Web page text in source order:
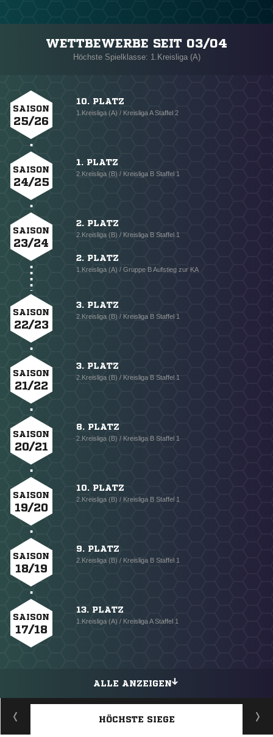
WETTBEWERBE SEIT 03/04
Höchste Spielklasse: 1.Kreisliga (A)
SAISON
25/26
10. PLATZ
1.Kreisliga (A) / Kreisliga A Staffel 2
SAISON
24/25
1. PLATZ
2.Kreisliga (B) / Kreisliga B Staffel 1
SAISON
23/24
2. PLATZ
2.Kreisliga (B) / Kreisliga B Staffel 1
2. PLATZ
1.Kreisliga (A) / Gruppe B Aufstieg zur KA
SAISON
22/23
3. PLATZ
2.Kreisliga (B) / Kreisliga B Staffel 1
SAISON
21/22
3. PLATZ
2.Kreisliga (B) / Kreisliga B Staffel 1
SAISON
20/21
8. PLATZ
2.Kreisliga (B) / Kreisliga B Staffel 1
SAISON
19/20
10. PLATZ
2.Kreisliga (B) / Kreisliga B Staffel 1
SAISON
18/19
9. PLATZ
2.Kreisliga (B) / Kreisliga B Staffel 1
SAISON
17/18
13. PLATZ
1.Kreisliga (A) / Kreisliga A Staffel 1
ALLE ANZEIGEN
HÖCHSTE SIEGE